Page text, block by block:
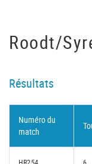
Roodt/
Résultats
Numéro du
match